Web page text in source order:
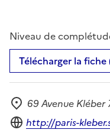
Niveau de
Télécharger la fiche
Adresse
69 Avenue Kléber
Site internet
http://paris-